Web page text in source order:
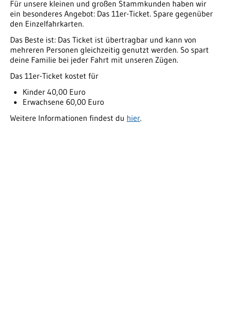
Für unsere kleinen und großen Stammkunden haben wir
ein besonderes Angebot: Das 11er-Ticket. Spare gegenüber
den Einzelfahrkarten.
Das Beste ist: Das Ticket ist übertragbar und kann von
mehreren Personen gleichzeitig genutzt werden. So spart
deine Familie bei jeder Fahrt mit unseren Zügen.
Das 11er-Ticket kostet für
Kinder 40,00 Euro
Erwachsene 60,00 Euro
Weitere Informationen findest du hier.